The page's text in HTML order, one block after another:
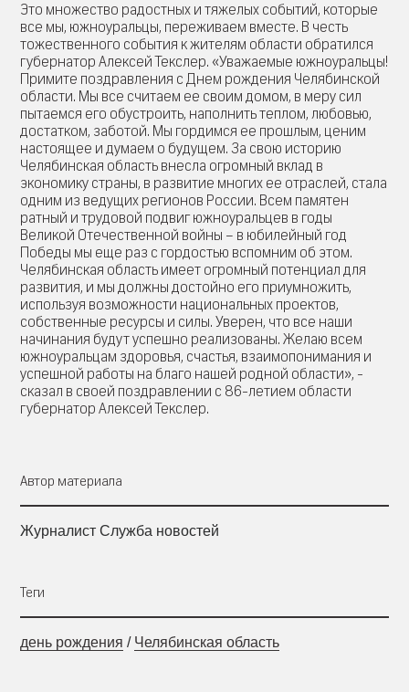
Это множество радостных и тяжелых событий, которые
все мы, южноуральцы, переживаем вместе. В честь
тожественного события к жителям области обратился
губернатор Алексей Текслер. «Уважаемые южноуральцы!
Примите поздравления с Днем рождения Челябинской
области. Мы все считаем ее своим домом, в меру сил
пытаемся его обустроить, наполнить теплом, любовью,
достатком, заботой. Мы гордимся ее прошлым, ценим
настоящее и думаем о будущем. За свою историю
Челябинская область внесла огромный вклад в
экономику страны, в развитие многих ее отраслей, стала
одним из ведущих регионов России. Всем памятен
ратный и трудовой подвиг южноуральцев в годы
Великой Отечественной войны – в юбилейный год
Победы мы еще раз с гордостью вспомним об этом.
Челябинская область имеет огромный потенциал для
развития, и мы должны достойно его приумножить,
используя возможности национальных проектов,
собственные ресурсы и силы. Уверен, что все наши
начинания будут успешно реализованы. Желаю всем
южноуральцам здоровья, счастья, взаимопонимания и
успешной работы на благо нашей родной области», -
сказал в своей поздравлении с 86-летием области
губернатор Алексей Текслер.
Автор материала
Журналист Служба новостей
Теги
день рождения / Челябинская область